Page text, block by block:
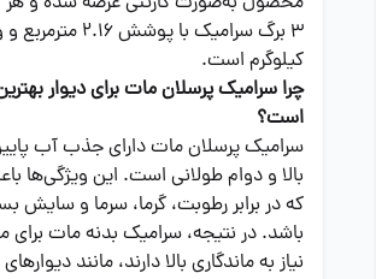
کیلوگرم است.
چرا سرامیک پرسلان مات برای دیوار
است؟
سرامیک پرسلان مات دارای جذب آب
بالا و دوام طولانی است. این ویژگی‌ها
که در برابر رطوبت، گرما، سرما و سایش
باشد. در نتیجه، سرامیک بدنه مات برای
نیاز به ماندگاری بالا دارند، مانند